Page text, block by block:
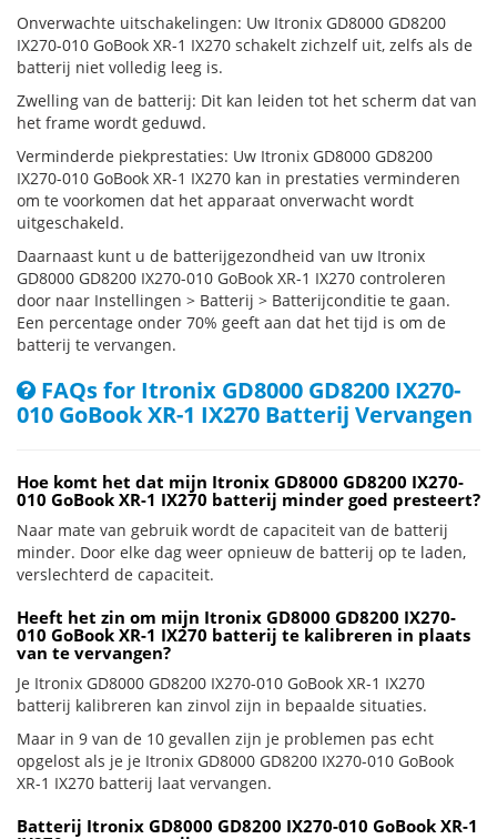
Onverwachte uitschakelingen: Uw Itronix GD8000 GD8200
IX270-010 GoBook XR-1 IX270 schakelt zichzelf uit, zelfs als de
batterij niet volledig leeg is.
Zwelling van de batterij: Dit kan leiden tot het scherm dat van
het frame wordt geduwd.
Verminderde piekprestaties: Uw Itronix GD8000 GD8200
IX270-010 GoBook XR-1 IX270 kan in prestaties verminderen
om te voorkomen dat het apparaat onverwacht wordt
uitgeschakeld.
Daarnaast kunt u de batterijgezondheid van uw Itronix
GD8000 GD8200 IX270-010 GoBook XR-1 IX270 controleren
door naar Instellingen > Batterij > Batterijconditie te gaan.
Een percentage onder 70% geeft aan dat het tijd is om de
batterij te vervangen.
FAQs for Itronix GD8000 GD8200 IX270-
010 GoBook XR-1 IX270 Batterij Vervangen
Hoe komt het dat mijn Itronix GD8000 GD8200 IX270-
010 GoBook XR-1 IX270 batterij minder goed presteert?
Naar mate van gebruik wordt de capaciteit van de batterij
minder. Door elke dag weer opnieuw de batterij op te laden,
verslechterd de capaciteit.
Heeft het zin om mijn Itronix GD8000 GD8200 IX270-
010 GoBook XR-1 IX270 batterij te kalibreren in plaats
van te vervangen?
Je Itronix GD8000 GD8200 IX270-010 GoBook XR-1 IX270
batterij kalibreren kan zinvol zijn in bepaalde situaties.
Maar in 9 van de 10 gevallen zijn je problemen pas echt
opgelost als je je Itronix GD8000 GD8200 IX270-010 GoBook
XR-1 IX270 batterij laat vervangen.
Batterij Itronix GD8000 GD8200 IX270-010 GoBook XR-1